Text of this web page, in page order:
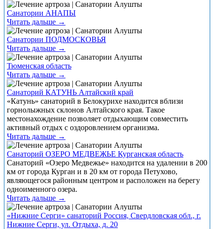
Санатории АНАПЫ
Читать дальше →
Санатории ПОДМОСКОВЬЯ
Читать дальше →
Тюменская область
Читать дальше →
Санаторий КАТУНЬ Алтайский край
«Катунь» санаторий в Белокурихе находится вблизи
горнолыжных склонов Алтайского края. Такое
местонахождение позволяет отдыхающим совместить
активный отдых с оздоровлением организма.
Читать дальше →
Санаторий ОЗЕРО МЕДВЕЖЬЕ Курганская область
Санаторий «Озеро Медвежье» находится на удалении в 200
км от города Курган и в 20 км от города Петухово,
являющегося районным центром и расположен на берегу
одноименного озера.
Читать дальше →
«Нижние Серги» санаторий Россия, Свердловская обл., г.
Нижние Серги, ул. Отдыха, д. 20